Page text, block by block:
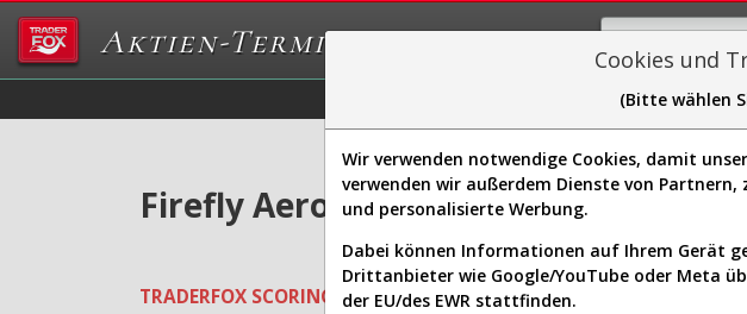
Aktien-Terminal
Sector-Spider
Firefly Aerospace Aktie: Realtime-
TRADERFOX SCORING SYSTEMS: Qualitäts-Check
Cookies und
(Bitte wählen
Wir verwenden notwendige Cookies, damit
verwenden wir außerdem Dienste von
und personalisierte Werbung.
Dabei können Informationen auf Ihrem Gerät
Drittanbieter wie Google/YouTube oder Meta
der EU/des EWR stattfinden.